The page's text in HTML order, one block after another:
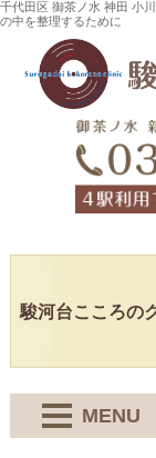
千代田区 御茶ノ水 神田 小
の中を整理するために
駿河台こころの
MENU